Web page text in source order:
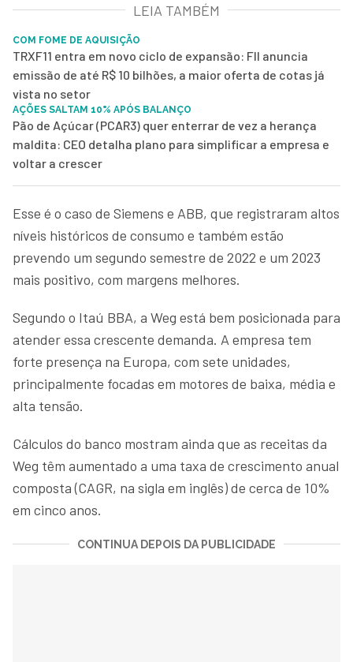
LEIA TAMBÉM
COM FOME DE AQUISIÇÃO
TRXF11 entra em novo ciclo de expansão: FII anuncia
emissão de até R$ 10 bilhões, a maior oferta de cotas já
vista no setor
AÇÕES SALTAM 10% APÓS BALANÇO
Pão de Açúcar (PCAR3) quer enterrar de vez a herança
maldita: CEO detalha plano para simplificar a empresa e
voltar a crescer
Esse é o caso de Siemens e ABB, que registraram altos
níveis históricos de consumo e também estão
prevendo um segundo semestre de 2022 e um 2023
mais positivo, com margens melhores.
Segundo o Itaú BBA, a Weg está bem posicionada para
atender essa crescente demanda. A empresa tem
forte presença na Europa, com sete unidades,
principalmente focadas em motores de baixa, média e
alta tensão.
Cálculos do banco mostram ainda que as receitas da
Weg têm aumentado a uma taxa de crescimento anual
composta (CAGR, na sigla em inglês) de cerca de 10%
em cinco anos.
CONTINUA DEPOIS DA PUBLICIDADE